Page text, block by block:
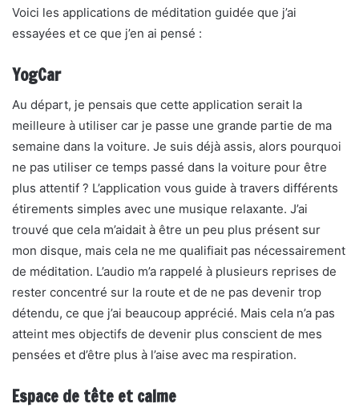
Voici les applications de méditation guidée que j’ai
essayées et ce que j’en ai pensé :
YogCar
Au départ, je pensais que cette application serait la
meilleure à utiliser car je passe une grande partie de ma
semaine dans la voiture. Je suis déjà assis, alors pourquoi
ne pas utiliser ce temps passé dans la voiture pour être
plus attentif ? L’application vous guide à travers différents
étirements simples avec une musique relaxante. J’ai
trouvé que cela m’aidait à être un peu plus présent sur
mon disque, mais cela ne me qualifiait pas nécessairement
de méditation. L’audio m’a rappelé à plusieurs reprises de
rester concentré sur la route et de ne pas devenir trop
détendu, ce que j’ai beaucoup apprécié. Mais cela n’a pas
atteint mes objectifs de devenir plus conscient de mes
pensées et d’être plus à l’aise avec ma respiration.
Espace de tête et calme